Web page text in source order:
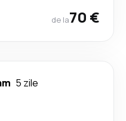
de la70 €
5 zile